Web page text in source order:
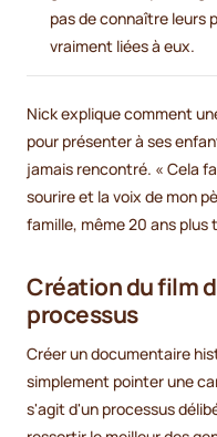
pas de connaître leurs
vraiment liées à eux.
Nick explique comment
pour présenter à ses
jamais rencontré. « Cela
sourire et la voix de mon
famille, même 20 ans
Création du film
processus
Créer un documentaire
simplement pointer une
s'agit d'un processus